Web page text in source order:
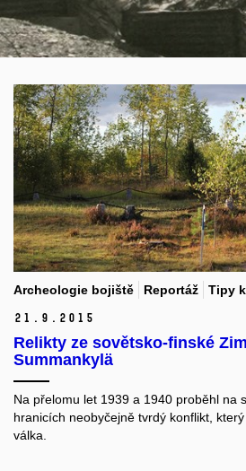
Archeologie bojiště Reportáž Tipy
21. 9. 2015
Relikty ze sovětsko-finské
Summankylä
Na přelomu let 1939 a 1940 proběhl na
hranicích neobyčejně tvrdý konflikt,
válka.